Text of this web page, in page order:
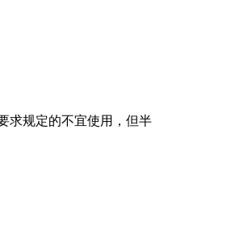
求规定的不宜使用，但半